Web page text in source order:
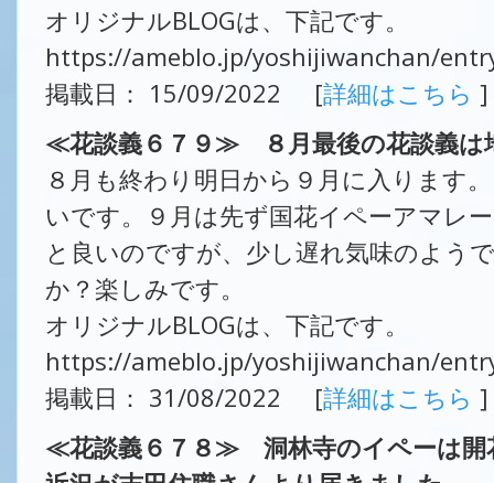
オリジナルBLOGは、下記です。
https://ameblo.jp/yoshijiwanchan/
掲載日： 15/09/2022 [詳細はこちら ]
≪花談義６７９≫ ８月最後の花談義は
８月も終わり明日から９月に入ります
いです。９月は先ず国花イペーアマレ
と良いのですが、少し遅れ気味のよう
か？楽しみです。
オリジナルBLOGは、下記です。
https://ameblo.jp/yoshijiwanchan/
掲載日： 31/08/2022 [詳細はこちら ]
≪花談義６７８≫ 洞林寺のイペーは